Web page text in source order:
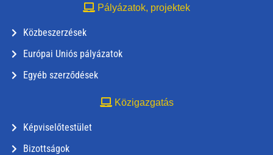
Pályázatok, projektek
Közbeszerzések
Európai Uniós pályázatok
Egyéb szerződések
Közigazgatás
Képviselőtestület
Bizottságok